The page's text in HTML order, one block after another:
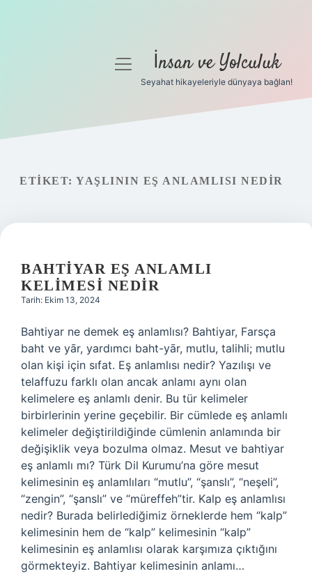
Gizlilik Politikası
menüyü İnsan ve Yolculuk
Seyahat hikayeleriyle dünyaya bağlan!
ETIKET: YAŞLININ EŞ ANLAMLISI NEDIR
BAHTIYAR EŞ ANLAMLI
KELIMESI NEDIR
Tarih: Ekim 13, 2024
Bahtiyar ne demek eş anlamlısı? Bahtiyar, Farsça
baht ve yār, yardımcı baht-yār, mutlu, talihli; mutlu
olan kişi için sıfat. Eş anlamlısı nedir? Yazılışı ve
telaffuzu farklı olan ancak anlamı aynı olan
kelimelere eş anlamlı denir. Bu tür kelimeler
birbirlerinin yerine geçebilir. Bir cümlede eş anlamlı
kelimeler değiştirildiğinde cümlenin anlamında bir
değişiklik veya bozulma olmaz. Mesut ve bahtiyar
eş anlamlı mı? Türk Dil Kurumu’na göre mesut
kelimesinin eş anlamlıları “mutlu”, “şanslı”, “neşeli”,
“zengin”, “şanslı” ve “müreffeh”tir. Kalp eş anlamlısı
nedir? Burada belirlediğimiz örneklerde hem “kalp”
kelimesinin hem de “kalp” kelimesinin “kalp”
kelimesinin eş anlamlısı olarak karşımıza çıktığını
görmekteyiz. Bahtiyar kelimesinin anlamı…